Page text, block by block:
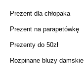
Prezent dla chłopaka
Prezent na parapetówkę
Prezenty do 50zł
Rozpinane bluzy damskie